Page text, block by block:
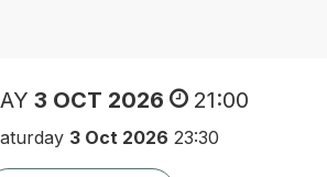
3 OCT 2026 21:00
3 Oct 2026 23:30